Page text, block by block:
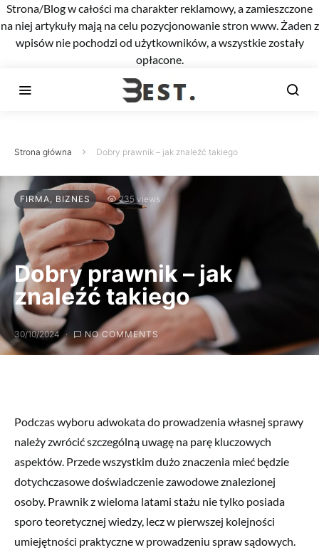
Strona/Blog w całości ma charakter reklamowy, a zamieszczone
na niej artykuły mają na celu pozycjonowanie stron www. Żaden z
wpisów nie pochodzi od użytkowników, a wszystkie zostały
opłacone.
Strona główna Dobry prawnik – jak znaleźć takiego
FIRMA, BIZNES 235 views
Dobry prawnik – jak
znaleźć takiego
30/10/2024 NO COMMENTS
Podczas wyboru adwokata do prowadzenia własnej sprawy
należy zwrócić szczególną uwagę na parę kluczowych
aspektów. Przede wszystkim dużo znaczenia mieć będzie
dotychczasowe doświadczenie zawodowe znalezionej
osoby. Prawnik z wieloma latami stażu nie tylko posiada
sporo teoretycznej wiedzy, lecz w pierwszej kolejności
umiejętności praktyczne w prowadzeniu spraw sądowych.